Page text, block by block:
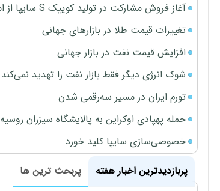
آغاز فروش مشارکت در تولید کوییک S سایپا از امروز
تغییرات قیمت طلا در بازارهای جهانی
افزایش قیمت نفت در بازار جهانی
شوک انرژی دیگر فقط بازار نفت را تهدید نمی‌کند
تورم ایران در مسیر سه‌رقمی شدن
حمله پهپادی اوکراین به پالایشگاه سیزران روسیه
خصوصی‌سازی سایپا کلید خورد
پربازدیدترین اخبار هفته
پربحث ترین ها